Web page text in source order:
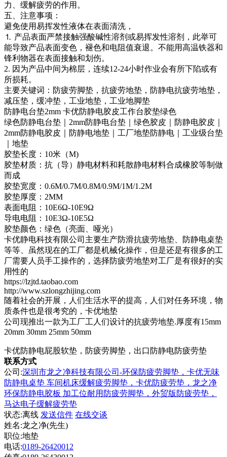
力、缓解疲劳的作用。
五、注意事项：
避免使用易挥发性液体在表面清洗，
⒈ 产品表面严禁接触强酸碱性溶剂或易挥发性溶剂，此举可
能导致产品表面变色，褪色和电阻值衰退。不能用高温铁器和
锋利物器在表面接触和划伤。
2. 因为产品中间为棉层，连续12-24小时作业会有所下陷或有
所损耗。
主要关键词：防疲劳脚垫，抗疲劳地垫，防静电抗疲劳地垫，
减压垫，缓冲垫，工业地垫，工业地脚垫
防静电台垫2mm 卡优防静电胶皮工作台胶垫绿色
绿色防静电台垫｜2mm防静电台垫｜绿色胶皮｜防静电胶皮｜
2mm防静电胶皮｜防静电地垫｜工厂地垫防静电｜工业级台垫
｜地垫
胶垫长度：10米（M)
胶垫材质：抗（导）静电材料和耗散静电材料合成橡胶等制做
而成
胶垫宽度：0.6M/0.7M/0.8M/0.9M/1M/1.2M
胶垫厚度：2MM
表面电阻：10E6Ω-10E9Ω
导电电阻：10E3Ω-10E5Ω
胶垫颜色：绿色（亮面、哑光）
卡优静电科技有限公司主要生产防滑抗疲劳地垫、防静电桌垫
等等、虽然现在的工厂都是机械化操作，但是还是有很多的工
厂需要人员手工操作的，选择防疲劳地垫对工厂是有很好的实
用性的
https://lzjtd.taobao.com
http://www.szlongzhijing.com
随着社会的开展，人们生活水平的提高，人们对任务环境，物
质条件也是很考究的，卡优地垫
公司现推出一款为工厂工人们设计的抗疲劳地垫.厚度有15mm
20mm 30mm 25mm 50mm
卡优防静电屁股软垫，防疲劳脚垫，出口防静电防疲劳垫
联系方式
公司:深圳市龙之净科技有限公司-环保防疲劳脚垫，卡优无味
防静电桌垫 车间机床缓解疲劳脚垫，卡优防疲劳垫，龙之净
环保防静电胶板 加工位耐用防疲劳脚垫，外贸版防疲劳垫，
马达电子缓解疲劳垫
状态:离线 发送信件 在线交谈
姓名:龙之净(先生)
职位:地垫
电话:0189-26420012